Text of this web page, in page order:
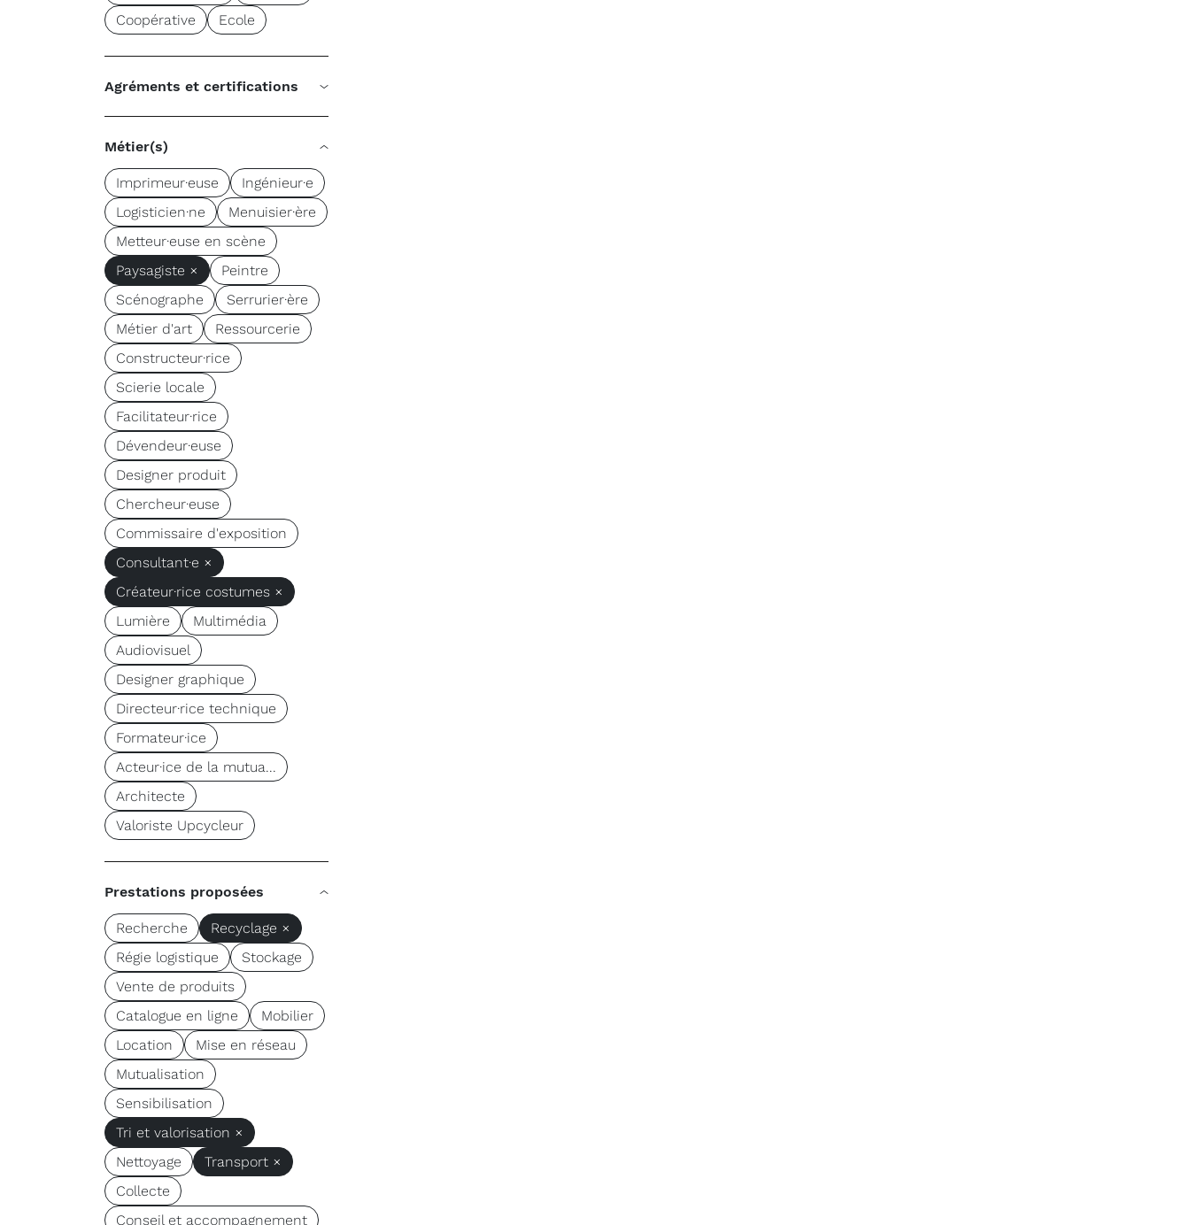
Coopérative
Ecole
Agréments et certifications
Métier(s)
Imprimeur·euse
Ingénieur·e
Logisticien·ne
Menuisier·ère
Metteur·euse en scène
Paysagiste ×
Peintre
Scénographe
Serrurier·ère
Métier d'art
Ressourcerie
Constructeur·rice
Scierie locale
Facilitateur·rice
Dévendeur·euse
Designer produit
Chercheur·euse
Commissaire d'exposition
Consultant·e ×
Créateur·rice costumes ×
Lumière
Multimédia
Audiovisuel
Designer graphique
Directeur·rice technique
Formateur·ice
Acteur·ice de la mutua...
Architecte
Valoriste Upcycleur
Prestations proposées
Recherche
Recyclage ×
Régie logistique
Stockage
Vente de produits
Catalogue en ligne
Mobilier
Location
Mise en réseau
Mutualisation
Sensibilisation
Tri et valorisation ×
Nettoyage
Transport ×
Collecte
Conseil et accompagnement